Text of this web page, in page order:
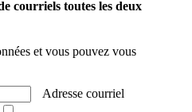
courriels toutes les deux
et vous pouvez vous
Adresse courriel